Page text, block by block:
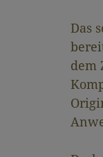
Das
dem